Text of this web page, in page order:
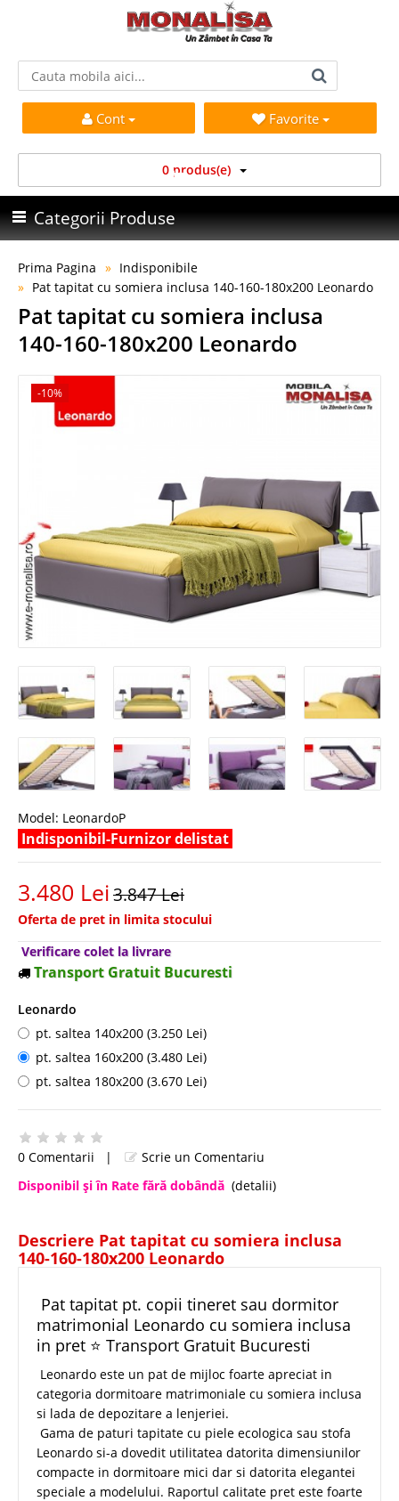
Cont Favorite
0 produs(e)
Categorii Produse
Prima Pagina
Indisponibile
Pat tapitat cu somiera inclusa 140-160-180x200 Leonardo
Pat tapitat cu somiera inclusa
140-160-180x200 Leonardo
-10%
Model: LeonardoP
Indisponibil-Furnizor delistat
3.480 Lei3.847 Lei
Oferta de pret in limita stocului
Verificare colet la livrare
Transport Gratuit Bucuresti
Leonardo
pt. saltea 140x200 (3.250 Lei)
pt. saltea 160x200 (3.480 Lei)
pt. saltea 180x200 (3.670 Lei)
0 Comentarii |
Scrie un Comentariu
Disponibil şi în Rate fără dobândă (detalii)
Descriere Pat tapitat cu somiera inclusa
140-160-180x200 Leonardo
Pat tapitat pt. copii tineret sau dormitor
matrimonial Leonardo cu somiera inclusa
in pret ⭐ Transport Gratuit Bucuresti
Leonardo este un pat de mijloc foarte apreciat in
categoria dormitoare matrimoniale cu somiera inclusa
si lada de depozitare a lenjeriei.
Gama de paturi tapitate cu piele ecologica sau stofa
Leonardo si-a dovedit utilitatea datorita dimensiunilor
compacte in dormitoare mici dar si datorita elegantei
speciale a modelului. Raportul calitate pret este foarte